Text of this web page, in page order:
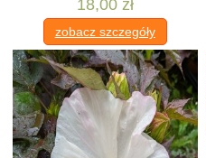
18,00 zł
zobacz szczegóły